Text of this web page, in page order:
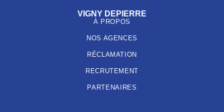
VIGNY DEPIERRE
À PROPOS
NOS AGENCES
RÉCLAMATION
RECRUTEMENT
PARTENAIRES